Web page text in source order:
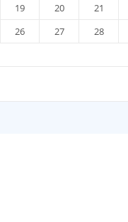
19 20 21
26 27 28